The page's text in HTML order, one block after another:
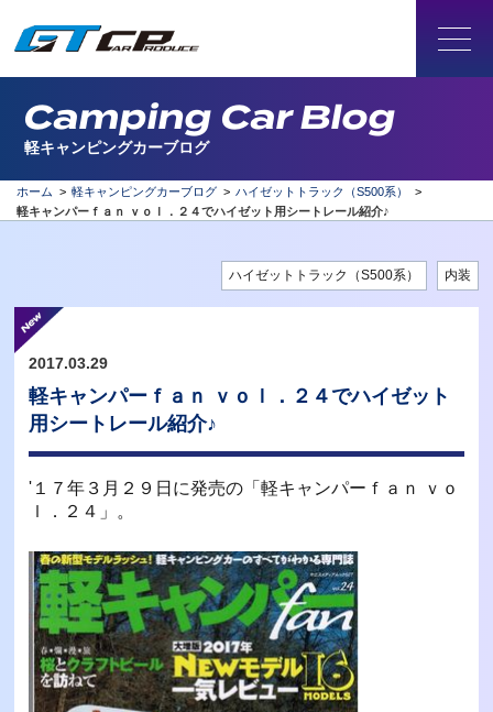
Camping Car Blog
軽キャンピングカーブログ
ホーム > 軽キャンピングカーブログ > ハイゼットトラック（S500系）
>
軽キャンパーｆａｎ ｖｏｌ．２４でハイゼット用シートレール紹介♪
ハイゼットトラック（S500系） 内装
2017.03.29
軽キャンパーｆａｎ ｖｏｌ．２４でハイゼット
用シートレール紹介♪
'１７年３月２９日に発売の「軽キャンパーｆａｎ ｖｏ
ｌ．２４」。